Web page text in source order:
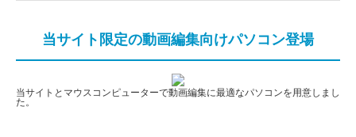
当サイト限定の動画編集向けパソコン登場
当サイトとマウスコンピューターで動画編集に最適なパソコンを用意しまし
た。